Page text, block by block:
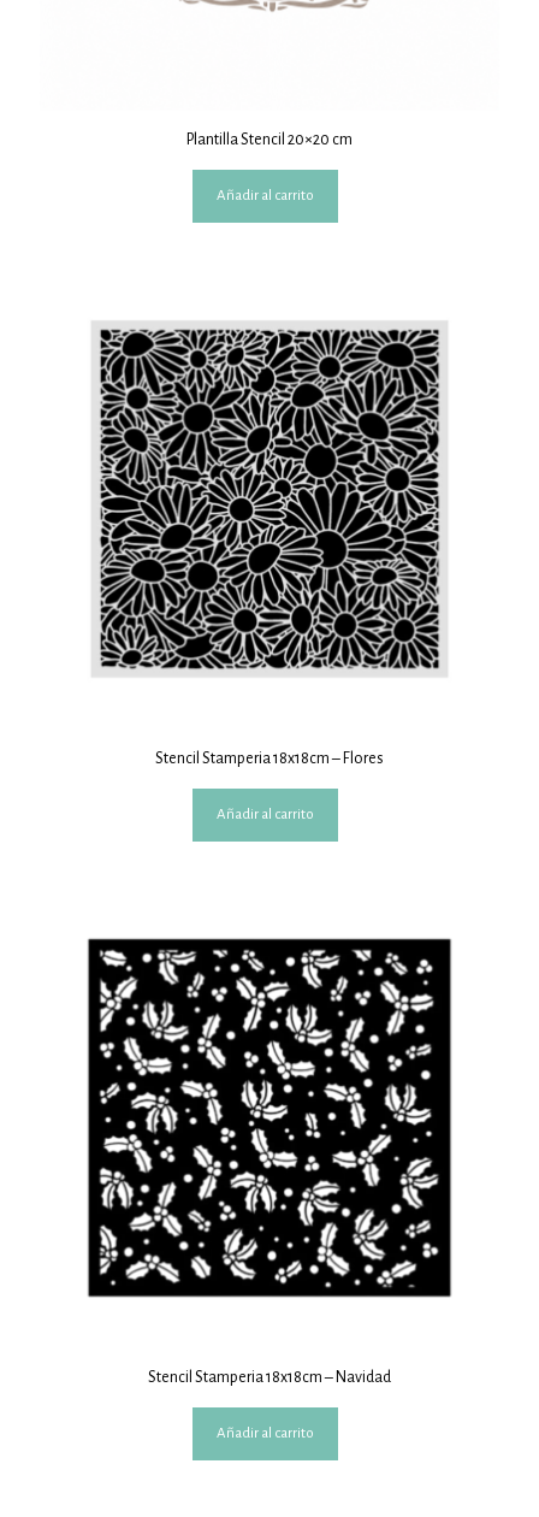
Plantilla Stencil 20×20 cm
Añadir al carrito
Stencil Stamperia 18x18cm – Flores
Añadir al carrito
Stencil Stamperia 18x18cm – Navidad
Añadir al carrito